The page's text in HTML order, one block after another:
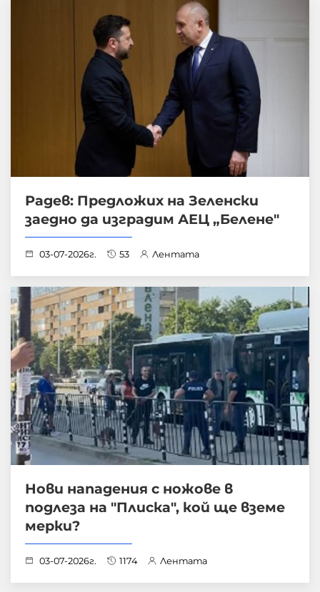
Радев: Предложих на Зеленски
заедно да изградим АЕЦ „Белене"
03-07-2026г. 53 Лентата
Нови нападения с ножове в
подлеза на "Плиска", кой ще вземе
мерки?
03-07-2026г. 1174 Лентата